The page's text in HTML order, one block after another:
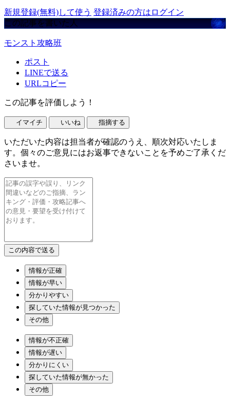
新規登録(無料)して使う 登録済みの方はログイン
この記事を書いた人
モンスト攻略班
ポスト
LINEで送る
URLコピー
この記事を評価しよう！
イマイチ いいね 指摘する
いただいた内容は担当者が確認のうえ、順次対応いたしま
す。個々のご意見にはお返事できないことを予めご了承くだ
さいませ。
情報が正確
情報が早い
分かりやすい
探していた情報が見つかった
その他
情報が不正確
情報が遅い
分かりにくい
探していた情報が無かった
その他